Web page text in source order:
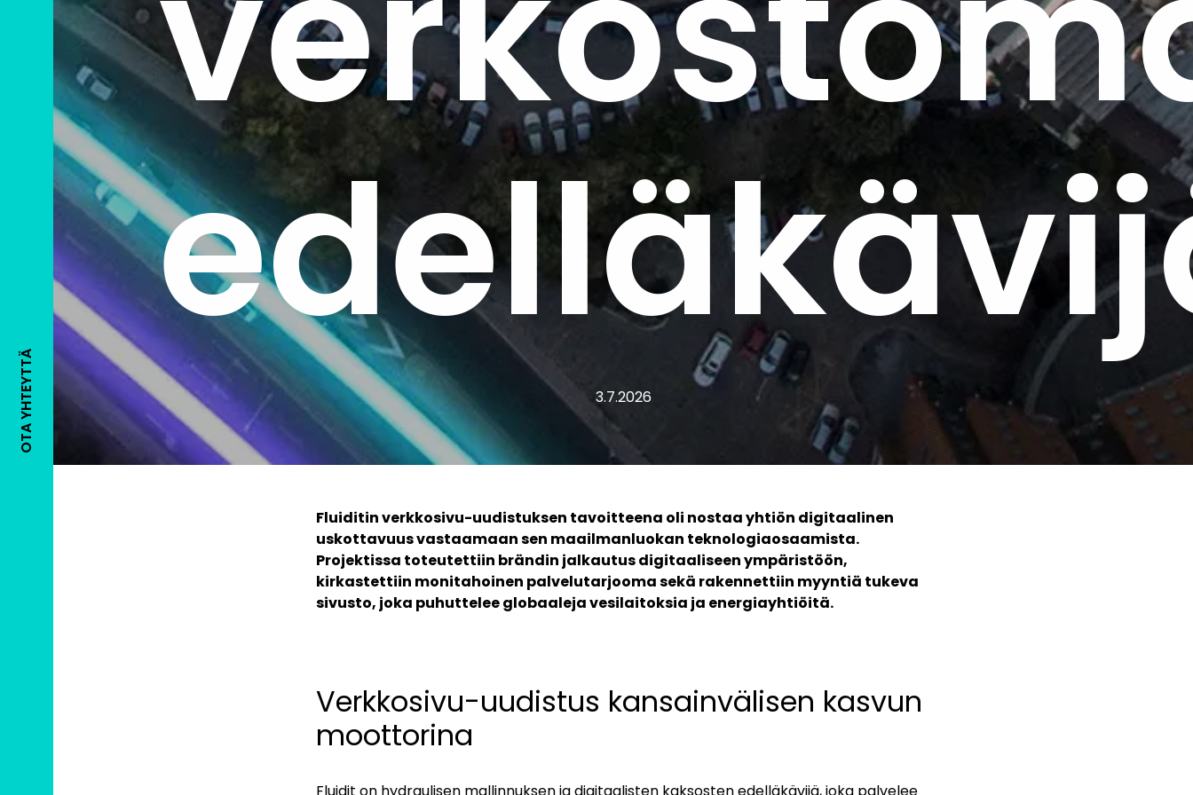
OTA YHTEYTTÄ 3.7.2026
Fluiditin verkkosivu-uudistuksen tavoitteena oli nostaa yhtiön digitaalinen
uskottavuus vastaamaan sen maailmanluokan teknologiaosaamista.
Projektissa toteutettiin brändin jalkautus digitaaliseen ympäristöön,
kirkastettiin monitahoinen palvelutarjooma sekä rakennettiin myyntiä tukeva
sivusto, joka puhuttelee globaaleja vesilaitoksia ja energiayhtiöitä.
Verkkosivu-uudistus kansainvälisen kasvun
moottorina